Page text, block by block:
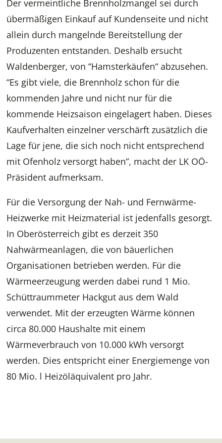
Der vermeintliche Brennholzmangel sei durch
übermäßigen Einkauf auf Kundenseite und nicht
allein durch mangelnde Bereitstellung der
Produzenten entstanden. Deshalb ersucht
Waldenberger, von “Hamsterkäufen“ abzusehen.
“Es gibt viele, die Brennholz schon für die
kommenden Jahre und nicht nur für die
kommende Heizsaison eingelagert haben. Dieses
Kaufverhalten einzelner verschärft zusätzlich die
Lage für jene, die sich noch nicht entsprechend
mit Ofenholz versorgt haben”, macht der LK OÖ-
Präsident aufmerksam.
Für die Versorgung der Nah- und Fernwärme-
Heizwerke mit Heizmaterial ist jedenfalls gesorgt.
In Oberösterreich gibt es derzeit 350
Nahwärmeanlagen, die von bäuerlichen
Organisationen betrieben werden. Für die
Wärmeerzeugung werden dabei rund 1 Mio.
Schüttraummeter Hackgut aus dem Wald
verwendet. Mit der erzeugten Wärme können
circa 80.000 Haushalte mit einem
Wärmeverbrauch von 10.000 kWh versorgt
werden. Dies entspricht einer Energiemenge von
80 Mio. l Heizöläquivalent pro Jahr.